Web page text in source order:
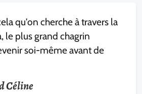
qu'on cherche à travers la
le plus grand chagrin
soi-même avant de
Céline